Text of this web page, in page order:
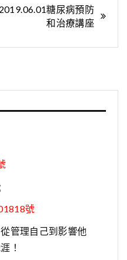
2019.06.01糖尿病預防
和治療講座
號
管理自己到影響他
！